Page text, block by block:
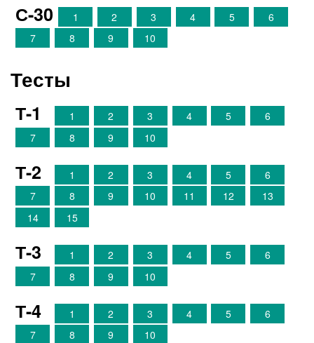
С-30 1 2 3 4 5
6
7
8 9 10
Тесты
Т-1 1 2 3 4 5
6
7
8 9 10
Т-2 1 2 3 4 5
6
7
8 9 10 11 12
13
14
15
Т-3 1 2 3 4 5
6
7
8 9 10
Т-4 1 2 3 4 5
6
7
8 9 10